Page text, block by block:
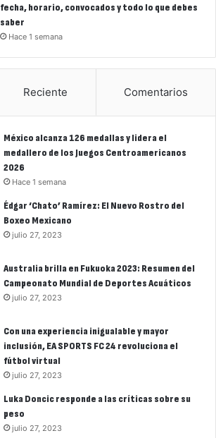
fecha, horario, convocados y todo lo que debes
saber
Hace 1 semana
Reciente Comentarios
México alcanza 126 medallas y lidera el
medallero de los Juegos Centroamericanos
2026
Hace 1 semana
Édgar ‘Chato’ Ramírez: El Nuevo Rostro del
Boxeo Mexicano
julio 27, 2023
Australia brilla en Fukuoka 2023: Resumen del
Campeonato Mundial de Deportes Acuáticos
julio 27, 2023
Con una experiencia inigualable y mayor
inclusión, EA SPORTS FC 24 revoluciona el
fútbol virtual
julio 27, 2023
Luka Doncic responde a las críticas sobre su
peso
julio 27, 2023